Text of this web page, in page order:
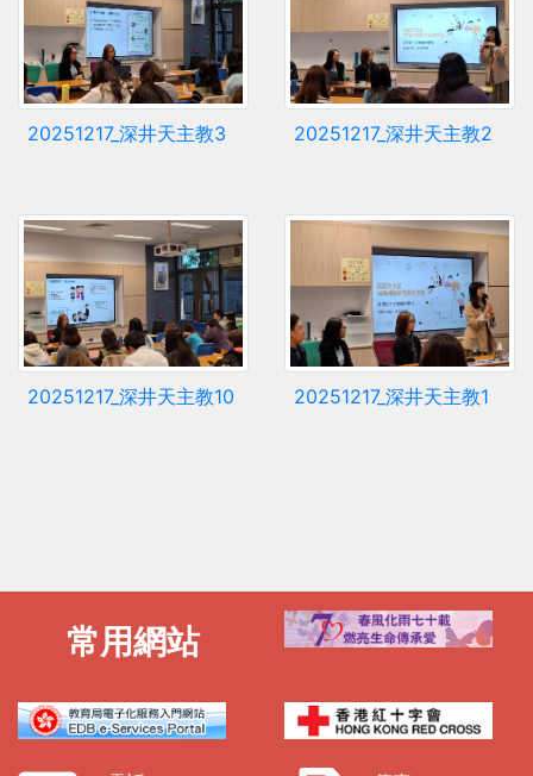
20251217_深井天主教3 20251217_深井天主教2
20251217_深井天主教10 20251217_深井天主教1
常用網站